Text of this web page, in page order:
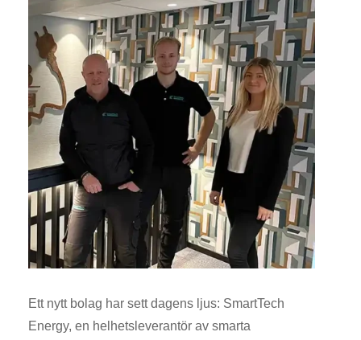
Ett nytt bolag har sett dagens ljus: SmartTech
Energy, en helhetsleverantör av smarta